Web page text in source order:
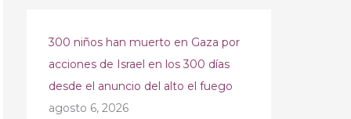
300 niños han muerto en Gaza por
acciones de Israel en los 300 días
desde el anuncio del alto el fuego
agosto 6, 2026